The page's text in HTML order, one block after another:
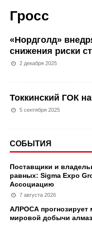
Гросс
«Нордголд»
снижения риски
2 декабря 2025
Токкинский ГОК
5 сентября 2025
СОБЫТИЯ
Поставщики и
равных: Sigma Expo
Ассоциацию
7 августа 2026
АЛРОСА прогнозирует
мировой добычи